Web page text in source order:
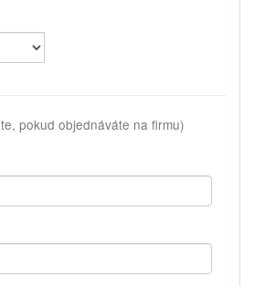
pokud objednáváte na firmu)